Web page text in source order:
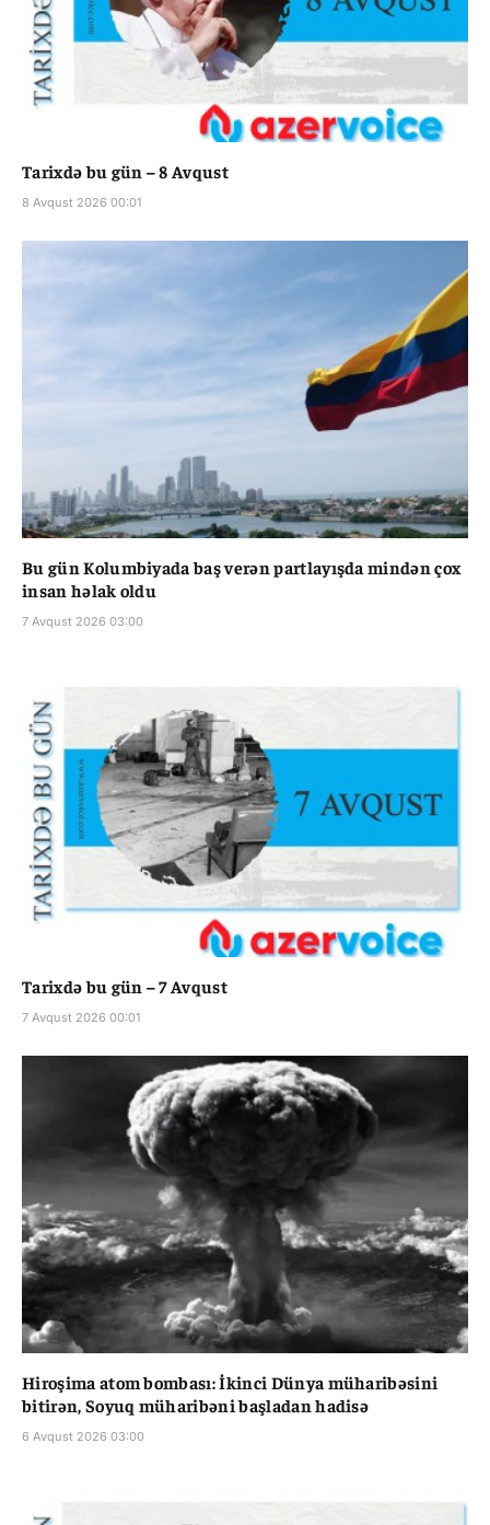
Tarixdə bu gün – 8 Avqust
8 Avqust 2026 00:01
Bu gün Kolumbiyada baş verən partlayışda mindən çox
insan həlak oldu
7 Avqust 2026 03:00
Tarixdə bu gün – 7 Avqust
7 Avqust 2026 00:01
Hiroşima atom bombası: İkinci Dünya müharibəsini
bitirən, Soyuq müharibəni başladan hadisə
6 Avqust 2026 03:00